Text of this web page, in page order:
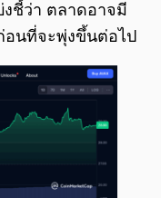
ชี้ว่า ตลาดอาจมี
อนที่จะพุ่งขึ้นต่อไป